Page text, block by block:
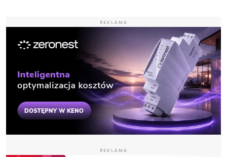
REKLAMA
REKLAMA